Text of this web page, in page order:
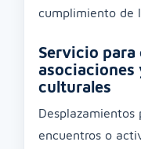
cumplimiento de
Servicio
asociaciones
culturales
Desplazamientos
encuentros o